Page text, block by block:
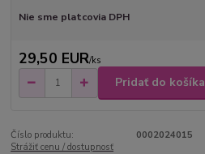
Nie sme platcovia DPH
29,50 EUR/ks
Pridať do košíka
Číslo produktu:
0002024015
Strážiť cenu / dostupnosť